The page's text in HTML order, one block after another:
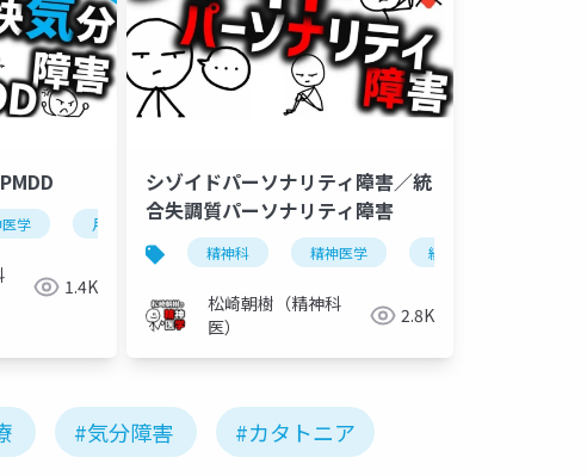
学 月経前不快気分障害 月経前不快気分症
1.4K
シゾイドパーソナリティ障害／統
合失調質パーソナリティ障害
精神科 精神医学 統合失調症
松崎朝樹（精神科
医）
2.8K
#気分障害 #カタトニア